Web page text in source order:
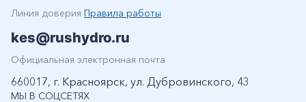
МЫ В СОЦСЕТЯХ
Линия доверия Правила работы
kes@rushydro.ru
Официальная электронная почта
660017, г. Красноярск, ул. Дубровинского, 43